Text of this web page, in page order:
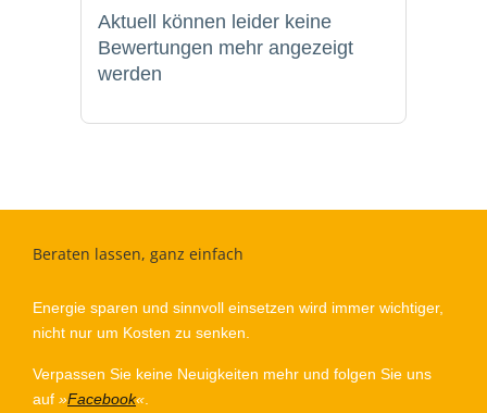
Aktuell können leider keine
Bewertungen mehr angezeigt
werden
Beraten lassen, ganz einfach
Energie sparen und sinnvoll einsetzen wird immer wichtiger,
nicht nur um Kosten zu senken.
Verpassen Sie keine Neuigkeiten mehr und folgen Sie uns
auf »Facebook«